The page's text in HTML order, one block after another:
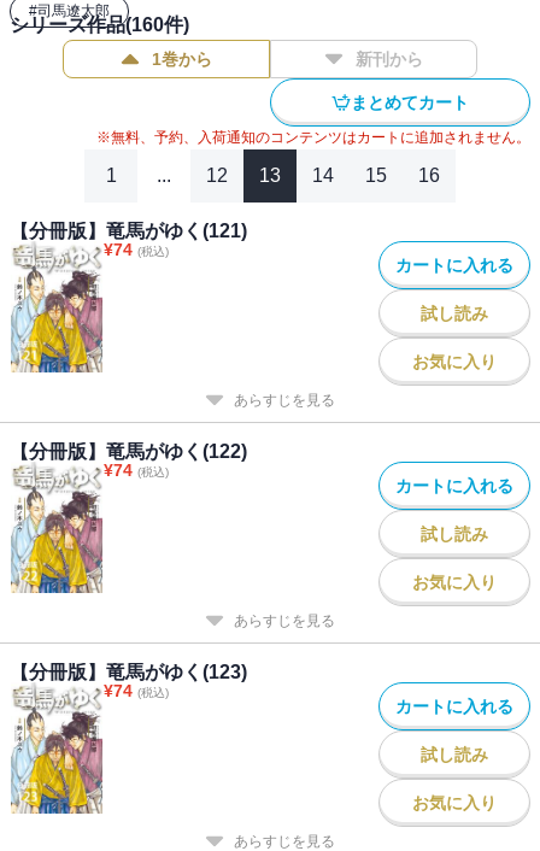
#司馬遼太郎
シリーズ作品(160件)
1巻から 新刊から
まとめてカート
※無料、予約、入荷通知のコンテンツはカートに追加されません。
1 ... 12 13 14 15 16
【分冊版】竜馬がゆく(121)
¥74 (税込)
カートに入れる
試し読み
お気に入り
あらすじを見る
【分冊版】竜馬がゆく(122)
¥74 (税込)
カートに入れる
試し読み
お気に入り
あらすじを見る
【分冊版】竜馬がゆく(123)
¥74 (税込)
カートに入れる
試し読み
お気に入り
あらすじを見る